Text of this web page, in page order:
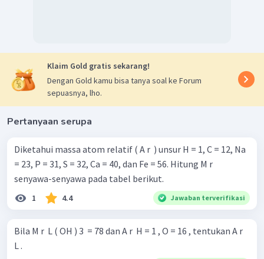
Klaim Gold gratis sekarang!
Dengan Gold kamu bisa tanya soal ke Forum
sepuasnya, lho.
Pertanyaan serupa
Diketahui massa atom relatif ( A r ​ ) unsur H = 1, C = 12, Na
= 23, P = 31, S = 32, Ca = 40, dan Fe = 56. Hitung M r ​
senyawa-senyawa pada tabel berikut.
1 4.4 Jawaban terverifikasi
Bila M r ​ L ( OH ) 3 ​ = 78 dan A r ​ H = 1 , O = 16 , tentukan A r ​
L .